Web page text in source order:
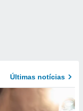
Últimas notícias